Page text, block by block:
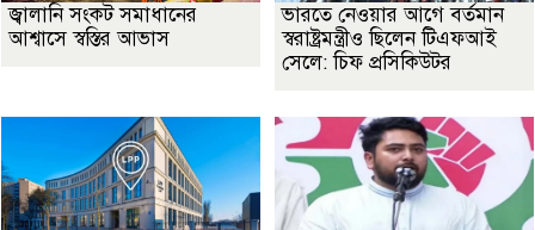
জ্বালানি সংকট সমাধানের
আশ্বাসে স্বস্তির আভাস
ভারতে নেওয়ার আগে বর্তমান
স্বরাষ্ট্রমন্ত্রীও ছিলেন টিএফআই
সেলে: চিফ প্রসিকিউটর